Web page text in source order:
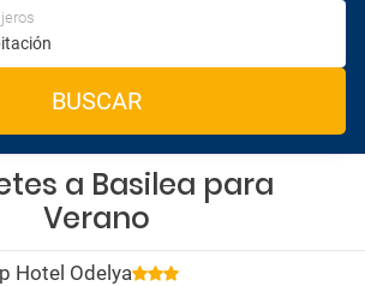
BUSCAR
a Basilea para
Verano
Hotel Odelya